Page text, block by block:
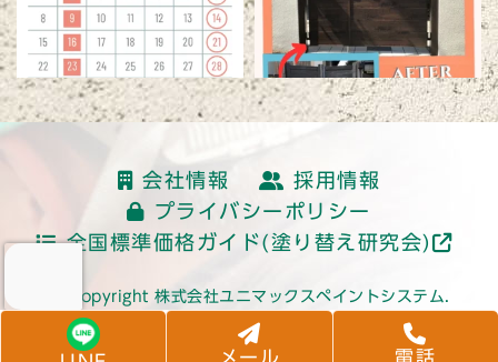
読み込む
会社情報
採用情報
プライバシーポリシー
全国標準価格ガイド(塗り替え研究会)
© Copyright 株式会社ユニマックスペイントシステム.
メール 電話